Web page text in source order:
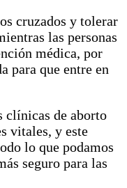
cruzados y tolerar
las personas
médica, por
para que entre en
clínicas de aborto
vitales, y este
lo que podamos
seguro para las